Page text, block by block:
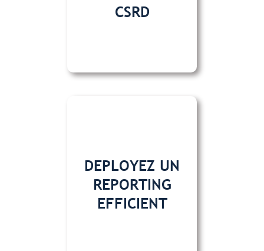
CSRD
DEPLOYEZ UN
REPORTING
EFFICIENT